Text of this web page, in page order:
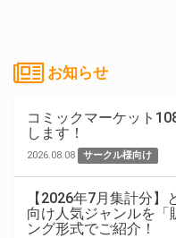
お知らせ
コミックマーケット
します！
2026.08.08 サークル様向け
【2026年7月集計分
向け人気ジャンルを「
ング形式でご紹介！